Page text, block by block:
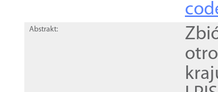
Abstrakt: